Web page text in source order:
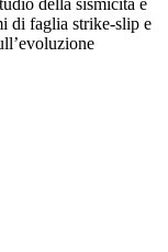
di faglia strike-slip e